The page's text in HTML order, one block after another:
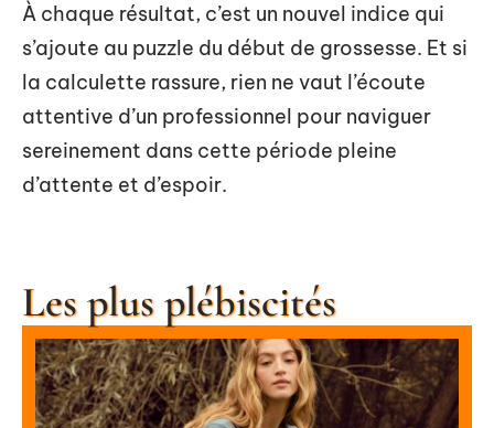
À chaque résultat, c’est un nouvel indice qui
s’ajoute au puzzle du début de grossesse. Et si
la calculette rassure, rien ne vaut l’écoute
attentive d’un professionnel pour naviguer
sereinement dans cette période pleine
d’attente et d’espoir.
Les plus plébiscités